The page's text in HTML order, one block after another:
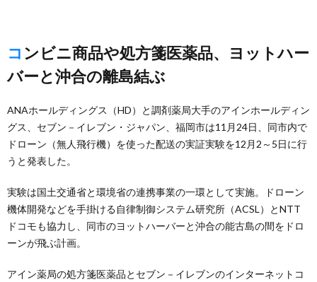
コンビニ商品や処方箋医薬品、ヨットハー
バーと沖合の離島結ぶ
ANAホールディングス（HD）と調剤薬局大手のアインホールディン
グス、セブン－イレブン・ジャパン、福岡市は11月24日、同市内で
ドローン（無人飛行機）を使った配送の実証実験を12月2～5日に行
うと発表した。
実験は国土交通省と環境省の連携事業の一環として実施。ドローン
機体開発などを手掛ける自律制御システム研究所（ACSL）とNTT
ドコモも協力し、同市のヨットハーバーと沖合の能古島の間をドロ
ーンが飛ぶ計画。
アイン薬局の処方箋医薬品とセブン－イレブンのインターネットコ